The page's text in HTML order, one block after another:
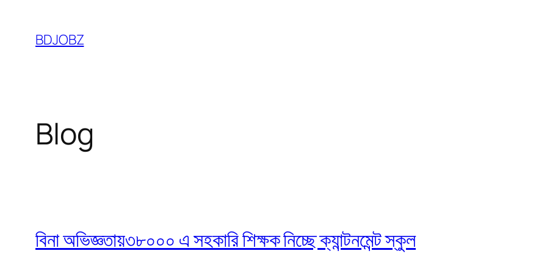
content
BDJOBZ
Blog
বিনা অভিজ্ঞতায়৩৮০০০ এ সহকারি শিক্ষক নিচ্ছে ক্যান্টনমেন্ট স্কুল